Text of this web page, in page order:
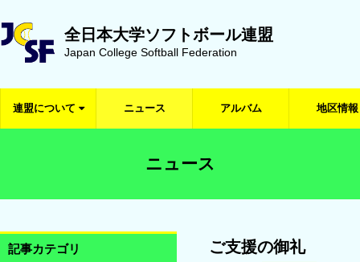
全日本大学ソフトボール連盟
Japan College Softball Federation
連盟について ニュース アルバム 地区情報
ニュース
記事カテゴリ ご支援の御礼